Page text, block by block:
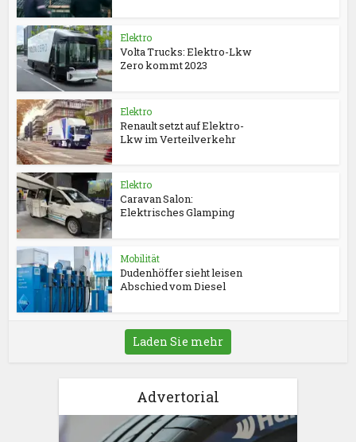
Elektro
Volta Trucks: Elektro-Lkw
Zero kommt 2023
Elektro
Renault setzt auf Elektro-
Lkw im Verteilverkehr
Elektro
Caravan Salon:
Elektrisches Glamping
Mobilität
Dudenhöffer sieht leisen
Abschied vom Diesel
Laden Sie mehr
Advertorial